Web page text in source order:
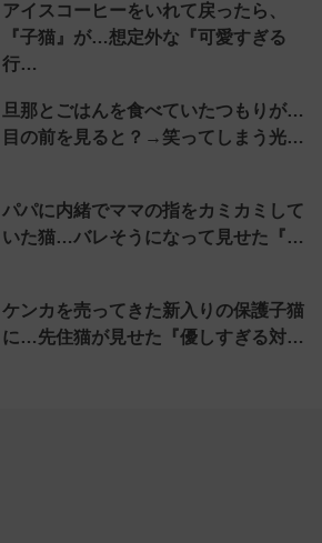
アイスコーヒーをいれて戻ったら、
『子猫』が…想定外な『可愛すぎる
行…
旦那とごはんを食べていたつもりが…
目の前を見ると？→笑ってしまう光…
パパに内緒でママの指をカミカミして
いた猫…バレそうになって見せた『…
ケンカを売ってきた新入りの保護子猫
に…先住猫が見せた『優しすぎる対…